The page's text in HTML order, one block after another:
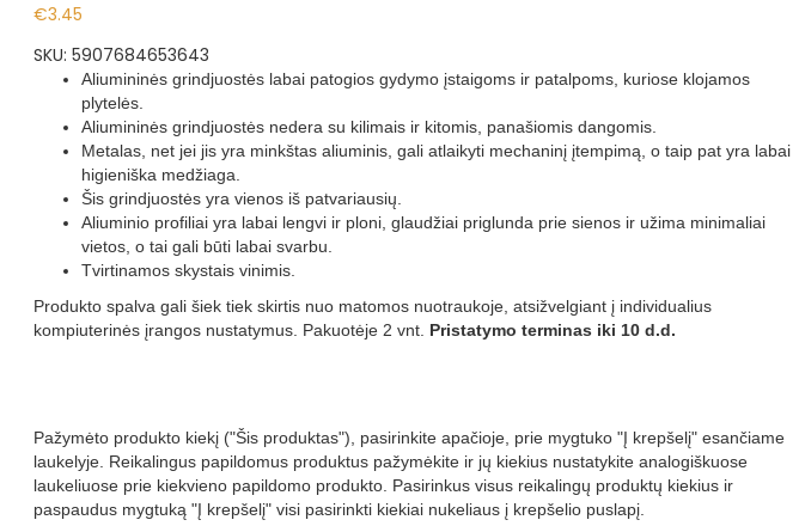
€3.45
SKU: 5907684653643
Aliumininės grindjuostės labai patogios gydymo įstaigoms ir patalpoms, kuriose klojamos
plytelės.
Aliumininės grindjuostės nedera su kilimais ir kitomis, panašiomis dangomis.
Metalas, net jei jis yra minkštas aliuminis, gali atlaikyti mechaninį įtempimą, o taip pat yra labai
higieniška medžiaga.
Šis grindjuostės yra vienos iš patvariausių.
Aliuminio profiliai yra labai lengvi ir ploni, glaudžiai priglunda prie sienos ir užima minimaliai
vietos, o tai gali būti labai svarbu.
Tvirtinamos skystais vinimis.
Produkto spalva gali šiek tiek skirtis nuo matomos nuotraukoje, atsižvelgiant į individualius
kompiuterinės įrangos nustatymus. Pakuotėje 2 vnt. Pristatymo terminas iki 10 d.d.
Pažymėto produkto kiekį ("Šis produktas"), pasirinkite apačioje, prie mygtuko "Į krepšelį" esančiame
laukelyje. Reikalingus papildomus produktus pažymėkite ir jų kiekius nustatykite analogiškuose
laukeliuose prie kiekvieno papildomo produkto. Pasirinkus visus reikalingų produktų kiekius ir
paspaudus mygtuką "Į krepšelį" visi pasirinkti kiekiai nukeliaus į krepšelio puslapį.